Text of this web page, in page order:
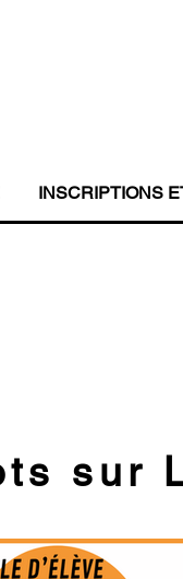
INSCRIPTIONS
sur